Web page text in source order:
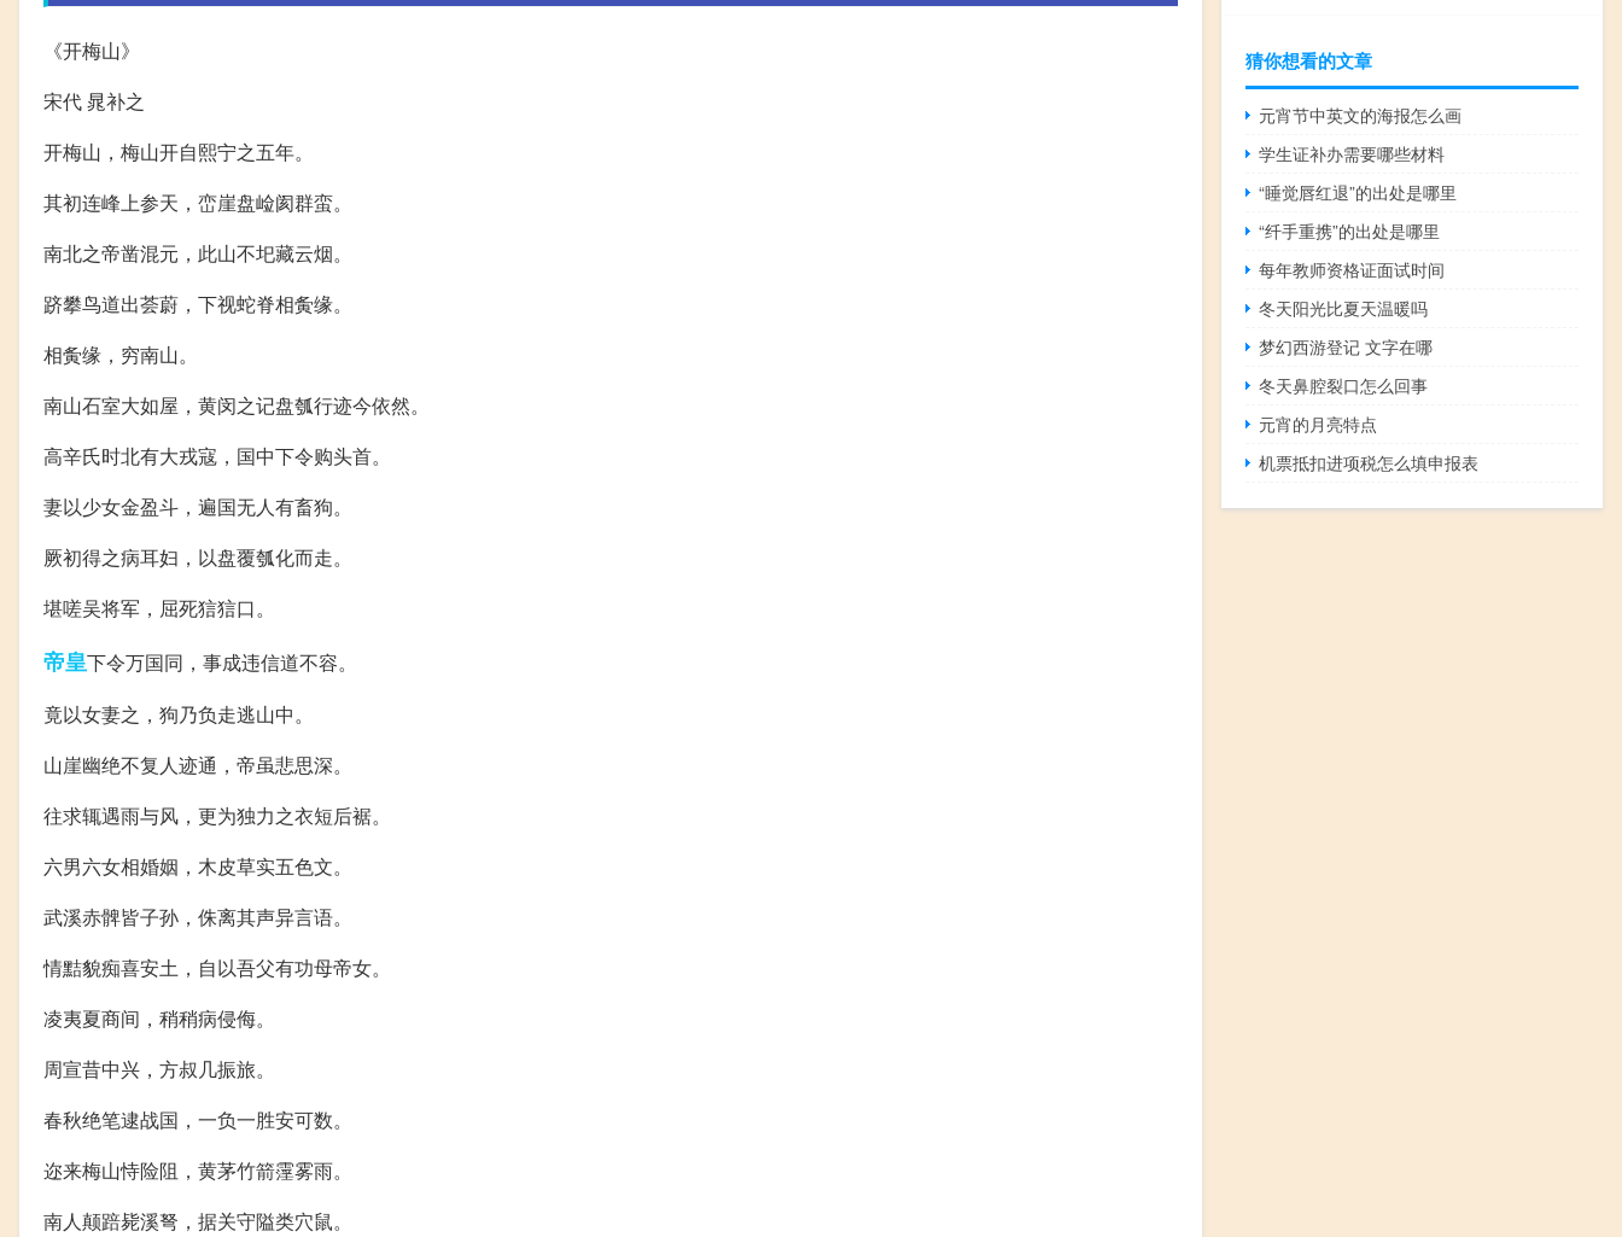
《开梅山》
宋代 晁补之
开梅山，梅山开自熙宁之五年。
其初连峰上参天，峦崖盘崄阂群蛮。
南北之帝凿混元，此山不圯藏云烟。
跻攀鸟道出荟蔚，下视蛇脊相夤缘。
相夤缘，穷南山。
南山石室大如屋，黄闵之记盘瓠行迹今依然。
高辛氏时北有大戎寇，国中下令购头首。
妻以少女金盈斗，遍国无人有畜狗。
厥初得之病耳妇，以盘覆瓠化而走。
堪嗟吴将军，屈死狺狺口。
帝皇下令万国同，事成违信道不容。
竟以女妻之，狗乃负走逃山中。
山崖幽绝不复人迹通，帝虽悲思深。
往求辄遇雨与风，更为独力之衣短后裾。
六男六女相婚姻，木皮草实五色文。
武溪赤髀皆子孙，侏离其声异言语。
情黠貌痴喜安土，自以吾父有功母帝女。
凌夷夏商间，稍稍病侵侮。
周宣昔中兴，方叔几振旅。
春秋绝笔逮战国，一负一胜安可数。
迩来梅山恃险阻，黄茅竹箭霪雾雨。
南人颠踣毙溪弩，据关守隘类穴鼠。
猜你想看的文章
元宵节中英文的海报怎么画
学生证补办需要哪些材料
“睡觉唇红退”的出处是哪里
“纤手重携”的出处是哪里
每年教师资格证面试时间
冬天阳光比夏天温暖吗
梦幻西游登记 文字在哪
冬天鼻腔裂口怎么回事
元宵的月亮特点
机票抵扣进项税怎么填申报表